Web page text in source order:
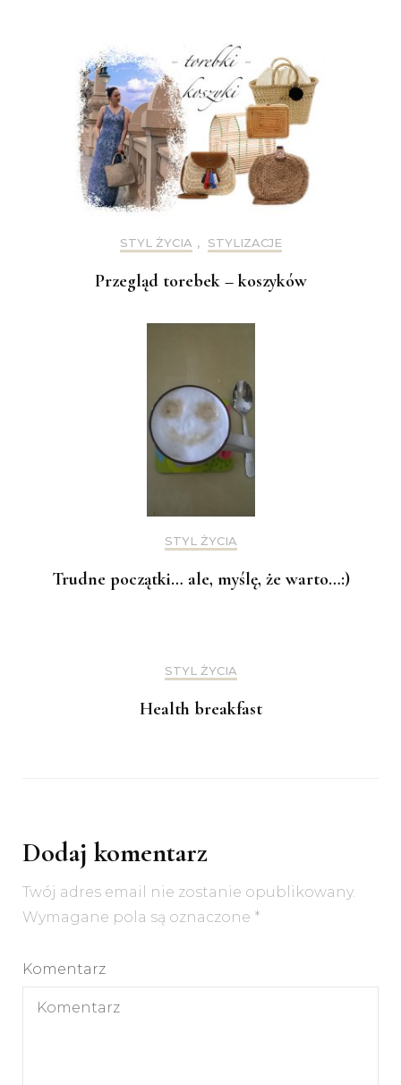
STYL ŻYCIA , STYLIZACJE
Przegląd torebek – koszyków
STYL ŻYCIA
Trudne początki… ale, myślę, że warto…:)
STYL ŻYCIA
Health breakfast
Dodaj komentarz
Twój adres email nie zostanie opublikowany.
Wymagane pola są oznaczone *
Komentarz